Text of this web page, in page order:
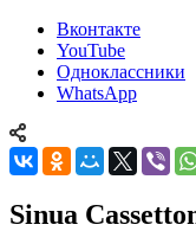
Вконтакте
YouTube
Одноклассники
WhatsApp
Sinua